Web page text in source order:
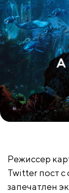
Режиссер
Twitter пост
запечатлен